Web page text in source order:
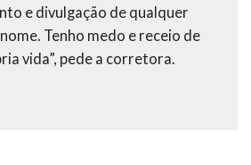
e divulgação de qualquer
Tenho medo e receio de
vida”, pede a corretora.